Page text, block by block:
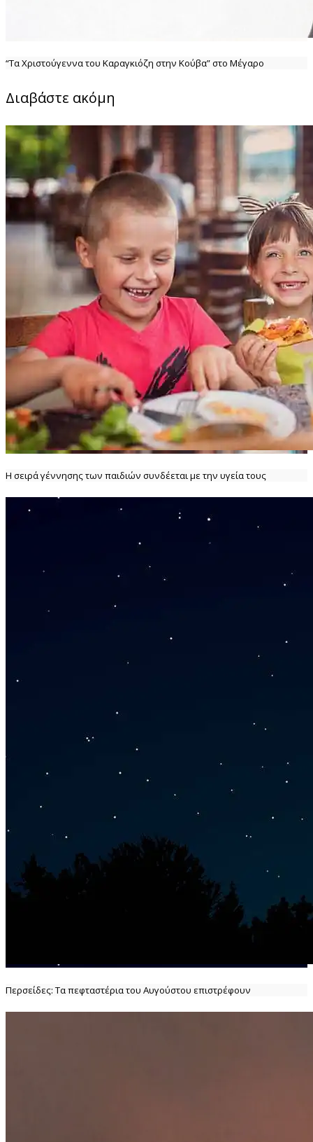
“Τα Χριστούγεννα του Καραγκιόζη στην Κούβα” στο Μέγαρο
Διαβάστε ακόμη
Η σειρά γέννησης των παιδιών συνδέεται με την υγεία τους
Περσείδες: Τα πεφταστέρια του Αυγούστου επιστρέφουν